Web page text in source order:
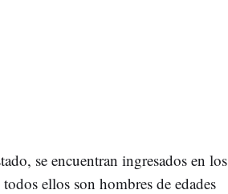
se encuentran ingresados en los
ellos son hombres de edades